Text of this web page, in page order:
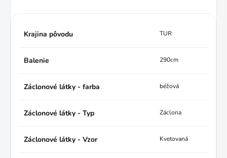
Krajina pôvodu TUR
Balenie 290cm
Záclonové látky - farba béžová
Záclonové látky - Typ Záclona
Záclonové látky - Vzor Kvetovaná